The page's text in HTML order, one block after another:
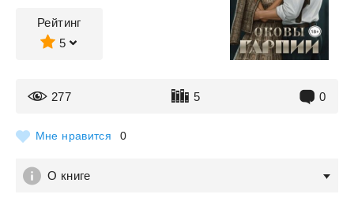
Рейтинг
5
277 5 0
Мне нравится 0
О книге